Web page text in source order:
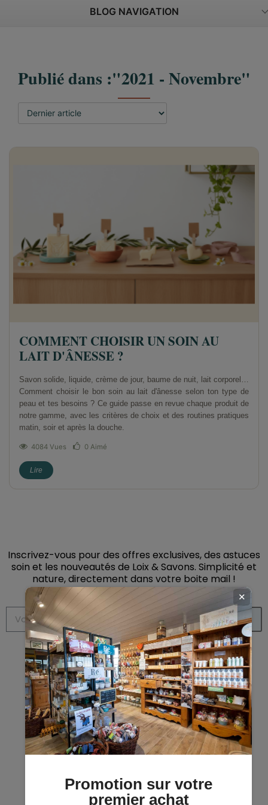
BLOG NAVIGATION
Publié dans :"2021 - Novembre"
COMMENT CHOISIR UN SOIN AU
LAIT D'ÂNESSE ?
4084 Vues 0 Aimé
Savon solide, liquide, crème de jour, baume de nuit, lait corporel…
Comment choisir le bon soin au lait d'ânesse selon ton type de
peau et tes besoins ? Ce guide passe en revue chaque produit de
notre gamme, avec les critères de choix et des routines pratiques
matin, soir et après la douche.
Lire
Inscrivez-vous pour des offres exclusives, des astuces
soin et les nouveautés de Loix & Savons. Simplicité et
nature, directement dans votre boite mail !
S’abonner
Promotion sur votre
premier achat
✕